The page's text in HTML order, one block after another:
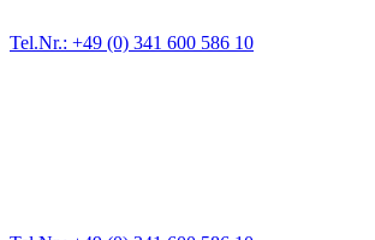
Tel.Nr.: +49 (0) 341 600 586 10